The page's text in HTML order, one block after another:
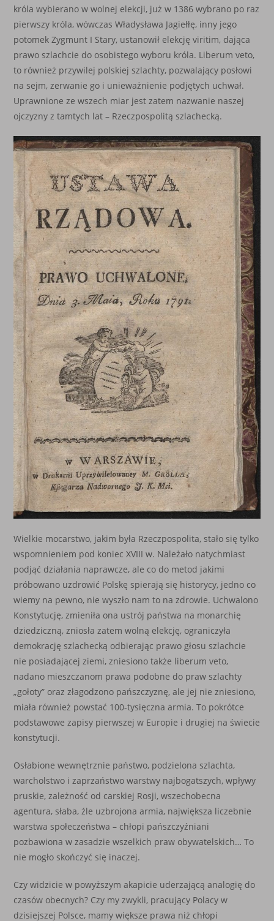
króla wybierano w wolnej elekcji, już w 1386 wybrano po raz
pierwszy króla, wówczas Władysława Jagiełłę, inny jego
potomek Zygmunt I Stary, ustanowił elekcję viritim, dająca
prawo szlachcie do osobistego wyboru króla. Liberum veto,
to również przywilej polskiej szlachty, pozwalający posłowi
na sejm, zerwanie go i unieważnienie podjętych uchwał.
Uprawnione ze wszech miar jest zatem nazwanie naszej
ojczyzny z tamtych lat – Rzeczpospolitą szlachecką.
Wielkie mocarstwo, jakim była Rzeczpospolita, stało się tylko
wspomnieniem pod koniec XVIII w. Należało natychmiast
podjąć działania naprawcze, ale co do metod jakimi
próbowano uzdrowić Polskę spierają się historycy, jedno co
wiemy na pewno, nie wyszło nam to na zdrowie. Uchwalono
Konstytucję, zmieniła ona ustrój państwa na monarchię
dziedziczną, zniosła zatem wolną elekcję, ograniczyła
demokrację szlachecką odbierając prawo głosu szlachcie
nie posiadającej ziemi, zniesiono także liberum veto,
nadano mieszczanom prawa podobne do praw szlachty
„gołoty” oraz złagodzono pańszczyznę, ale jej nie zniesiono,
miała również powstać 100-tysięczna armia. To pokrótce
podstawowe zapisy pierwszej w Europie i drugiej na świecie
konstytucji.
Osłabione wewnętrznie państwo, podzielona szlachta,
warcholstwo i zaprzaństwo warstwy najbogatszych, wpływy
pruskie, zależność od carskiej Rosji, wszechobecna
agentura, słaba, źle uzbrojona armia, największa liczebnie
warstwa społeczeństwa – chłopi pańszczyźniani
pozbawiona w zasadzie wszelkich praw obywatelskich… To
nie mogło skończyć się inaczej.
Czy widzicie w powyższym akapicie uderzającą analogię do
czasów obecnych? Czy my zwykli, pracujący Polacy w
dzisiejszej Polsce, mamy większe prawa niż chłopi